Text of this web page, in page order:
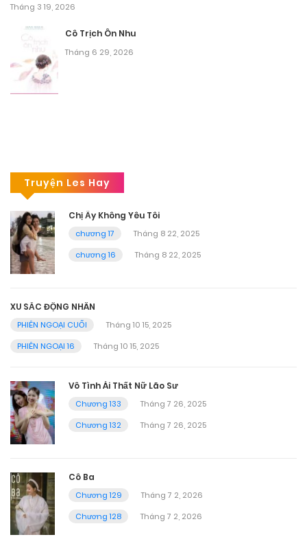
Tháng 3 19, 2026
Cô Trịch Ôn Nhu
Tháng 6 29, 2026
Truyện Les Hay
Chị Ấy Không Yêu Tôi
chương 17
Tháng 8 22, 2025
chương 16
Tháng 8 22, 2025
XU SẮC ĐỘNG NHÂN
PHIÊN NGOẠI CUỐI
Tháng 10 15, 2025
PHIÊN NGOẠI 16
Tháng 10 15, 2025
Vô Tình Ái Thất Nữ Lão Sư
Chương 133
Tháng 7 26, 2025
Chương 132
Tháng 7 26, 2025
Cô Ba
Chương 129
Tháng 7 2, 2026
Chương 128
Tháng 7 2, 2026